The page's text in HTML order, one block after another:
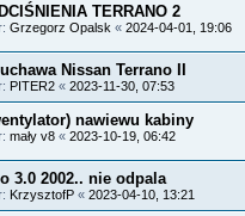
TERRANO 2
Grzegorz Opalsk « 2024-04-01, 19:06
Nissan Terrano II
PITER2 « 2023-11-30, 07:53
nawiewu kabiny
mały v8 « 2023-10-19, 06:42
3.0 2002.. nie odpala
KrzysztofP « 2023-04-10, 13:21